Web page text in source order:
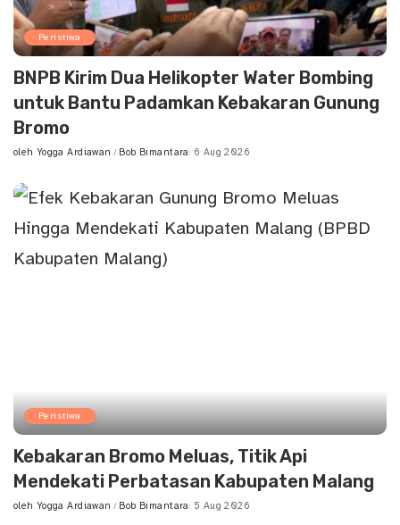
Peristiwa
BNPB Kirim Dua Helikopter Water Bombing
untuk Bantu Padamkan Kebakaran Gunung
Bromo
Posted
oleh Yogga Ardiawan Bob Bimantara 6 Aug 2026
Peristiwa
Kebakaran Bromo Meluas, Titik Api
Mendekati Perbatasan Kabupaten Malang
Posted
oleh Yogga Ardiawan Bob Bimantara 5 Aug 2026